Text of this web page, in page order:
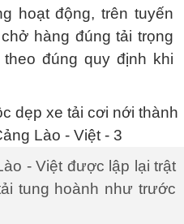
hoạt động, trên tuyến
hàng đúng tải trọng
đúng quy định khi
- Việt được lập lại trật
tung hoành như trước